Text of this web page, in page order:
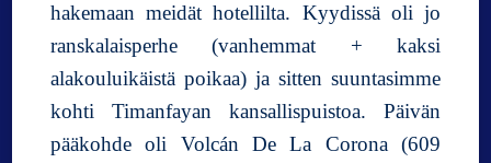
e
n
hakemaan meidät hotellilta. Kyydissä oli jo
ranskalaisperhe (vanhemmat + kaksi
alakouluikäistä poikaa) ja sitten suuntasimme
kohti Timanfayan kansallispuistoa. Päivän
pääkohde oli Volcán De La Corona (609